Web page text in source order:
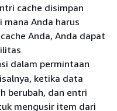
cache disimpan
Anda harus
Anda, Anda dapat
dalam permintaan
ketika data
berubah, dan entri
mengusir item dari